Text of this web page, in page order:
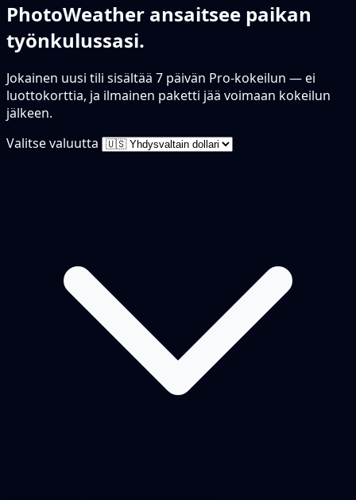
PhotoWeather ansaitsee paikan
työnkulussasi.
Jokainen uusi tili sisältää 7 päivän Pro-kokeilun — ei
luottokorttia, ja ilmainen paketti jää voimaan kokeilun
jälkeen.
Valitse valuutta